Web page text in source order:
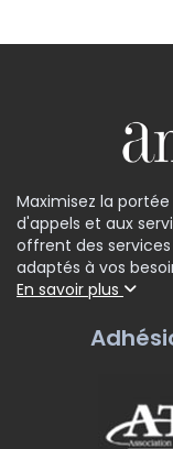
Maximisez la
d'appels et aux
offrent des
adaptés à vos
En savoir plus